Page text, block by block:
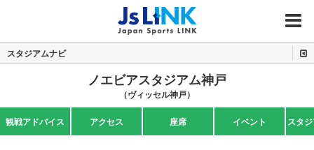
MENU
スタジアムナビ
ノエビアスタジアム神戸
（ヴィッセル神戸）
観戦アドバイス アクセス 座席 イベント スタ